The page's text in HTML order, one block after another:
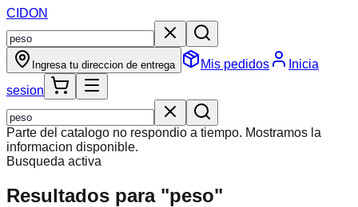
CIDON
Ingresa tu direccion de entrega Mis pedidos
Inicia
sesion
Parte del catalogo no respondio a tiempo. Mostramos la
informacion disponible.
Busqueda activa
Resultados para "peso"